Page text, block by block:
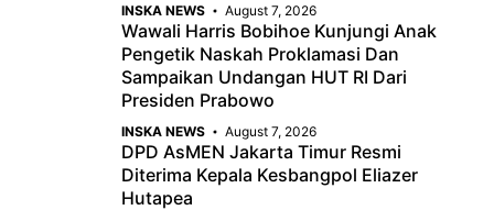
INSKA NEWS August 7, 2026
Wawali Harris Bobihoe Kunjungi Anak
Pengetik Naskah Proklamasi Dan
Sampaikan Undangan HUT RI Dari
Presiden Prabowo
INSKA NEWS August 7, 2026
DPD AsMEN Jakarta Timur Resmi
Diterima Kepala Kesbangpol Eliazer
Hutapea